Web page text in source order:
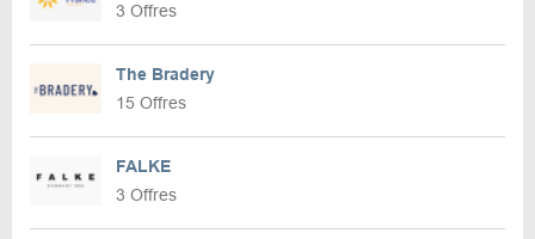
3 Offres
The Bradery
15 Offres
FALKE
3 Offres